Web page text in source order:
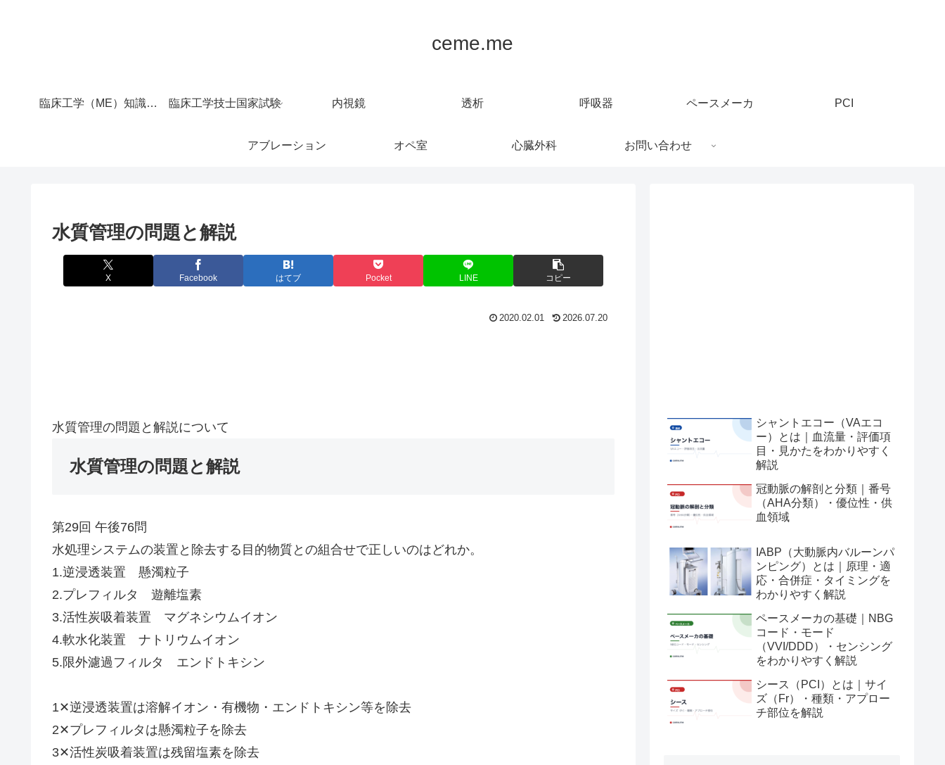
ceme.me
臨床工学（ME）知識マップ｜サイト全体の目次 臨床工学技士国家試験 内視鏡 透析 呼吸器 ペースメーカ PCI
アブレーション オペ室 心臓外科 お問い合わせ
水質管理の問題と解説
X Facebook はてブ Pocket LINE コピー
2020.02.01 2026.07.20
水質管理の問題と解説について
水質管理の問題と解説
第29回 午後76問
水処理システムの装置と除去する目的物質との組合せで正しいのはどれか。
1.逆浸透装置 懸濁粒子
2.プレフィルタ 遊離塩素
3.活性炭吸着装置 マグネシウムイオン
4.軟水化装置 ナトリウムイオン
5.限外濾過フィルタ エンドトキシン
1✕逆浸透装置は溶解イオン・有機物・エンドトキシン等を除去
2✕プレフィルタは懸濁粒子を除去
3✕活性炭吸着装置は残留塩素を除去
シャントエコー（VAエコ
ー）とは｜血流量・評価項
目・見かたをわかりやすく
解説
冠動脈の解剖と分類｜番号
（AHA分類）・優位性・供
血領域
IABP（大動脈内バルーンパ
ンピング）とは｜原理・適
応・合併症・タイミングを
わかりやすく解説
ペースメーカの基礎｜NBG
コード・モード
（VVI/DDD）・センシング
をわかりやすく解説
シース（PCI）とは｜サイ
ズ（Fr）・種類・アプロー
チ部位を解説